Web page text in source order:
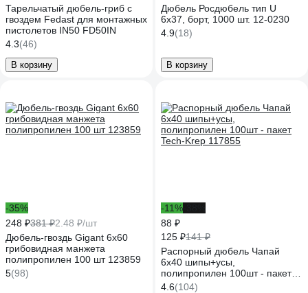
Тарельчатый дюбель-гриб с
гвоздем Fedast для монтажных
пистолетов IN50 FD50IN
4.3(46)
В корзину
Дюбель Росдюбель тип U
6x37, борт, 1000 шт. 12-0230
4.9(18)
В корзину
-35%
248 ₽381 ₽2.48 ₽/шт
Дюбель-гвоздь Gigant 6x60
грибовидная манжета
полипропилен 100 шт 123859
5(98)
-11%
88 ₽
125 ₽141 ₽
Распорный дюбель Чапай
6х40 шипы+усы,
полипропилен 100шт - пакет
Tech-Krep 117855
4.6(104)